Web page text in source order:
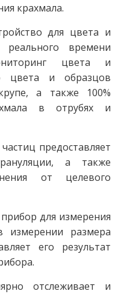
крахмала.
для цвета и
времени
цвета и
цвета и образцов
а также 100%
в отрубях и
предоставляет
а также
от целевого
для измерения
измерении размера
его результат
отслеживает и